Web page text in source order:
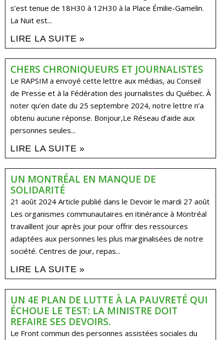
s’est tenue de 18H30 à 12H30 à la Place Émilie-Gamelin.
La Nuit est...
LIRE LA SUITE »
CHERS CHRONIQUEURS ET JOURNALISTES
Le RAPSIM a envoyé cette lettre aux médias, au Conseil
de Presse et à la Fédération des journalistes du Québec. À
noter qu’en date du 25 septembre 2024, notre lettre n’a
obtenu aucune réponse. Bonjour,Le Réseau d’aide aux
personnes seules...
LIRE LA SUITE »
UN MONTRÉAL EN MANQUE DE
SOLIDARITÉ
21 août 2024 Article publié dans le Devoir le mardi 27 août
Les organismes communautaires en itinérance à Montréal
travaillent jour après jour pour offrir des ressources
adaptées aux personnes les plus marginalisées de notre
société. Centres de jour, repas...
LIRE LA SUITE »
UN 4E PLAN DE LUTTE À LA PAUVRETÉ QUI
ÉCHOUE LE TEST: LA MINISTRE DOIT
REFAIRE SES DEVOIRS.
Le Front commun des personnes assistées sociales du